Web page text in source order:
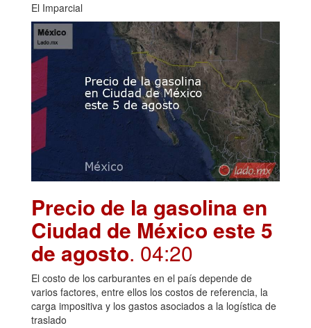
El Imparcial
Precio de la gasolina en
Ciudad de México este 5
de agosto. 04:20
El costo de los carburantes en el país depende de
varios factores, entre ellos los costos de referencia, la
carga impositiva y los gastos asociados a la logística de
traslado